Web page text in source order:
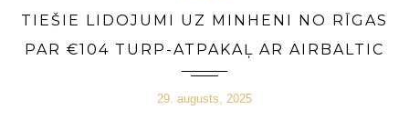
TIEŠIE LIDOJUMI UZ MINHENI NO RĪGAS
PAR €104 TURP-ATPAKAĻ AR AIRBALTIC
29. augusts, 2025